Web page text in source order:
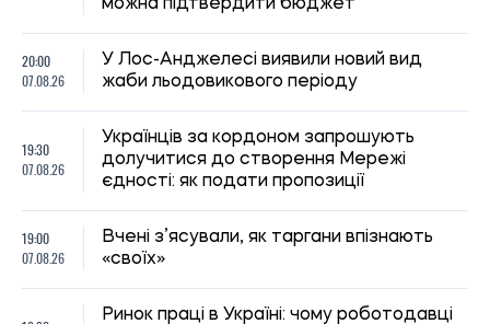
18:00
07.08.26
ШІ майже повністю виключив жіночих
персонажів з історій про тварин
07.08.26
Оприлюднено найдешевші напрямки
Європи для літнього відпочинку у 2026
році